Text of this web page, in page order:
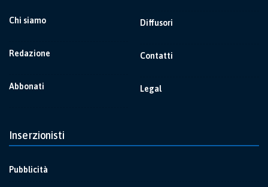
Chi siamo
Redazione
Abbonati
Diffusori
Contatti
Legal
Inserzionisti
Pubblicità